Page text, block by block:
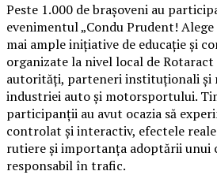
Peste 1.000 de brașoveni au
evenimentul „Condu Prudent!
mai ample inițiative de educație și
organizate la nivel local de
autorități, parteneri instituționali și
industriei auto și motorsportului.
participanții au avut ocazia să
controlat și interactiv, efectele
rutiere și importanța adoptării unui
responsabil în trafic.